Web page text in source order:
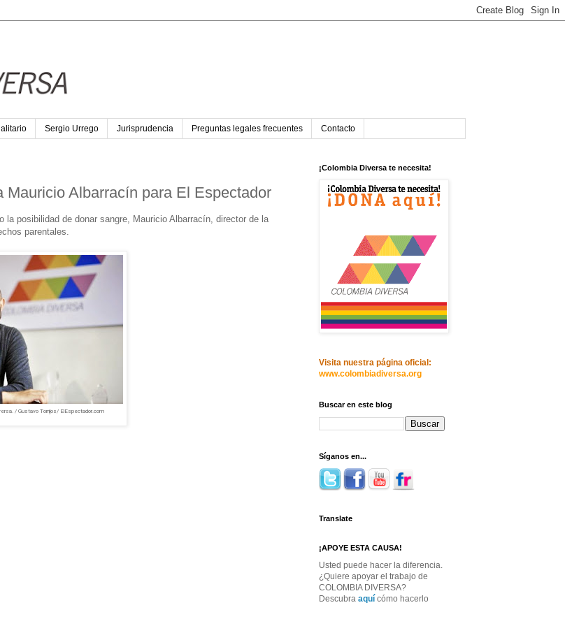
Sergio Urrego Jurisprudencia Preguntas legales frecuentes Contacto
Albarracín para El Espectador
posibilidad de donar sangre, Mauricio Albarracín, director de la
parentales.
/ Gustavo Torrijos/ ElEspectador.com
¡Colombia Diversa te necesita!
Visita nuestra página oficial:
www.colombiadiversa.org
Buscar en este blog
Síganos en...
Translate
¡APOYE ESTA CAUSA!
Usted puede hacer la diferencia.
¿Quiere apoyar el trabajo de
COLOMBIA DIVERSA?
Descubra aquí cómo hacerlo